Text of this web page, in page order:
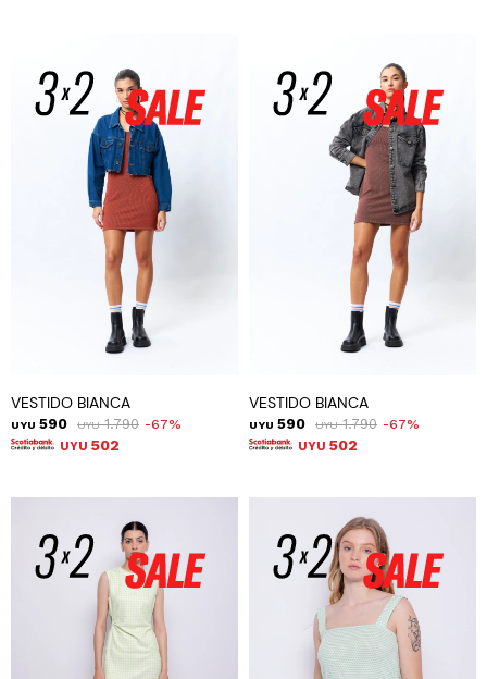
VESTIDO BIANCA
UYU 590 UYU 1.790 67
UYU 502
VESTIDO BIANCA
UYU 590 UYU 1.790 67
UYU 502